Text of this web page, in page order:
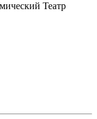
Театр